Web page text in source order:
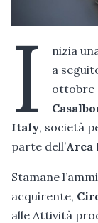
I nizia
a
ottobre
Italy, società
parte dell’Arca
Stamane
acquirente,
alle Attività